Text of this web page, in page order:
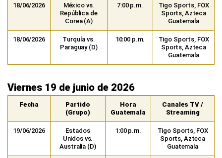
18/06/2026
México vs.
República de
Corea (A)
7:00 p.m.
Tigo Sports, FOX
Sports, Azteca
Guatemala
18/06/2026
Turquía vs.
Paraguay (D)
10:00 p.m.
Tigo Sports, FOX
Sports, Azteca
Guatemala
Viernes 19 de junio de 2026
Fecha
Partido
(Grupo)
Hora
Guatemala
Canales TV /
Streaming
19/06/2026
Estados
Unidos vs.
Australia (D)
1:00 p.m.
Tigo Sports, FOX
Sports, Azteca
Guatemala